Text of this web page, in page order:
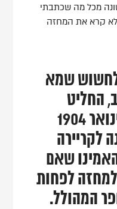
מכל מה שכתבתי
קרא את המחזה
שמא
החליט
שבערב הבכורה ב-17 בינואר 1904
יובל ה-25 שנה לקריירה
שאם
לפחות
המהולל.